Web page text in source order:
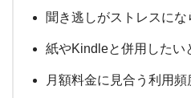
聞き逃しがストレスに
紙やKindleと併用したい
月額料金に見合う利用